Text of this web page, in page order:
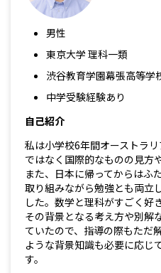
男性
東京大学 理科一類
渋谷教育学園幕張高等学
中学受験経験あり
自己紹介
私は小学校6年間オーストラ
ではなく国際的なものの見方
また、日本に帰ってからはふ
取り組みながら勉強とも両立
した。数学と理科がすごく好
その背景となる考え方や別解
ていたので、指導の際もただ
ような背景知識も必要に応じ
す。